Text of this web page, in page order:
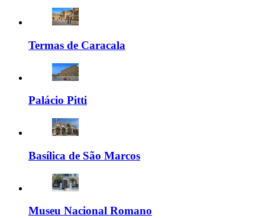
Termas de Caracala
Palácio Pitti
Basílica de São Marcos
Museu Nacional Romano